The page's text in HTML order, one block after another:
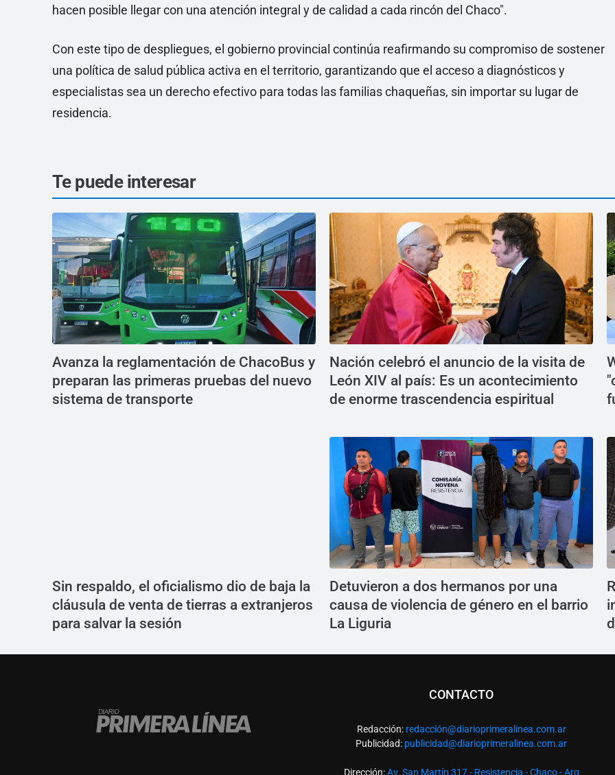
hacen posible llegar con una atención integral y de calidad a cada rincón del Chaco".
Con este tipo de despliegues, el gobierno provincial continúa reafirmando su compromiso de sostener
una política de salud pública activa en el territorio, garantizando que el acceso a diagnósticos y
especialistas sea un derecho efectivo para todas las familias chaqueñas, sin importar su lugar de
residencia.
Te puede interesar
Avanza la reglamentación de ChacoBus y
preparan las primeras pruebas del nuevo
sistema de transporte
Nación celebró el anuncio de la visita de
León XIV al país: Es un acontecimiento
de enorme trascendencia espiritual
Sin respaldo, el oficialismo dio de baja la
cláusula de venta de tierras a extranjeros
para salvar la sesión
Detuvieron a dos hermanos por una
causa de violencia de género en el barrio
La Liguria
CONTACTO
Redacción: redacción@diarioprimeralinea.com.ar
Publicidad: publicidad@diarioprimeralinea.com.ar
Dirección:Av. San Martín 317 - Resistencia - Chaco - Arg